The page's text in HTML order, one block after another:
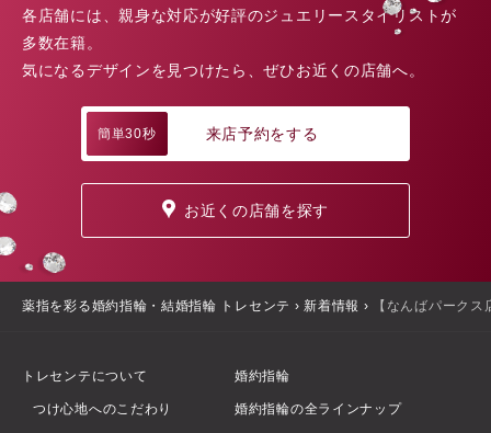
各店舗には、親身な対応が好評のジュエリースタイリストが
多数在籍。
気になるデザインを見つけたら、ぜひお近くの店舗へ。
簡単30秒 来店予約をする
お近くの店舗を探す
薬指を彩る婚約指輪・結婚指輪 トレセンテ › 新着情報 › 【なんばパーク
トレセンテについて
つけ心地へのこだわり
婚約指輪
婚約指輪の全ラインナップ